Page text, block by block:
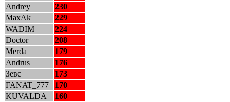
Andrey
230
MaxAk
229
WADIM
224
Doctor
208
Merda
179
Andrus
176
Зевс
173
FANAT_777
170
KUVALDA
160